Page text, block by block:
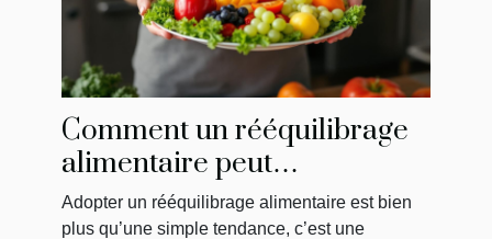
Comment un rééquilibrage
alimentaire peut
transformer votre bien-être
Adopter un rééquilibrage alimentaire est bien
plus qu’une simple tendance, c’est une